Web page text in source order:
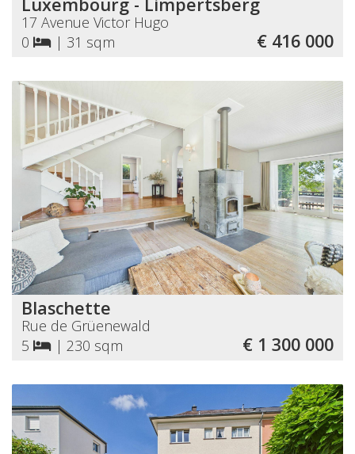
17 Avenue Victor Hugo
0
| 31 sqm € 416 000
Blaschette
Rue de Grüenewald
5
| 230 sqm € 1 300 000